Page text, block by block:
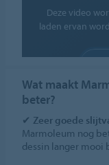
Deze video
laden ervan
Wat maakt
beter?
✔ Zeer goede
Marmoleum nog
dessin langer mooi